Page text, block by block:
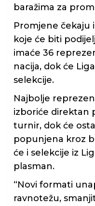
baražima za
Promjene čekaju
koje će biti
imaće 36
nacija, dok će
selekcije.
Najbolje
izboriće direktan
turnir, dok će
popunjena kroz
će i selekcije iz
plasman.
“Novi formati
ravnotežu,